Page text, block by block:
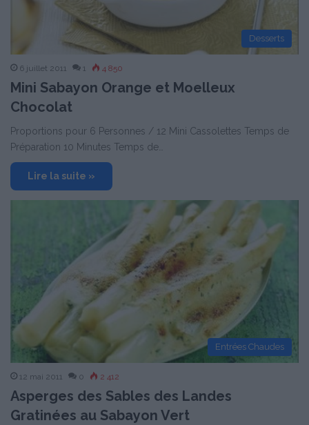
Desserts
6 juillet 2011 1 4 850
Mini Sabayon Orange et Moelleux
Chocolat
Proportions pour 6 Personnes / 12 Mini Cassolettes Temps de
Préparation 10 Minutes Temps de…
Lire la suite »
Entrées Chaudes
12 mai 2011 0 2 412
Asperges des Sables des Landes
Gratinées au Sabayon Vert